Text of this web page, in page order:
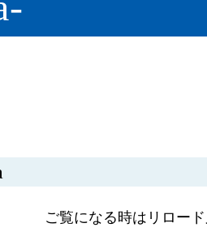
ご覧になる時はリロー